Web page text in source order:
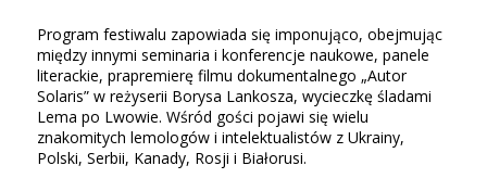
Program festiwalu zapowiada się imponująco, obejmując
między innymi seminaria i konferencje naukowe, panele
literackie, prapremierę filmu dokumentalnego „Autor
Solaris” w reżyserii Borysa Lankosza, wycieczkę śladami
Lema po Lwowie. Wśród gości pojawi się wielu
znakomitych lemologów i intelektualistów z Ukrainy,
Polski, Serbii, Kanady, Rosji i Białorusi.